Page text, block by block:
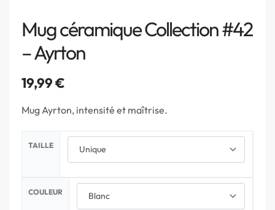
Mug céramique Collection #42
– Ayrton
19,99€
Mug Ayrton, intensité et maîtrise.
TAILLE
COULEUR